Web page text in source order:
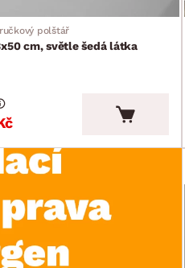
polštář
cm, světle šedá látka